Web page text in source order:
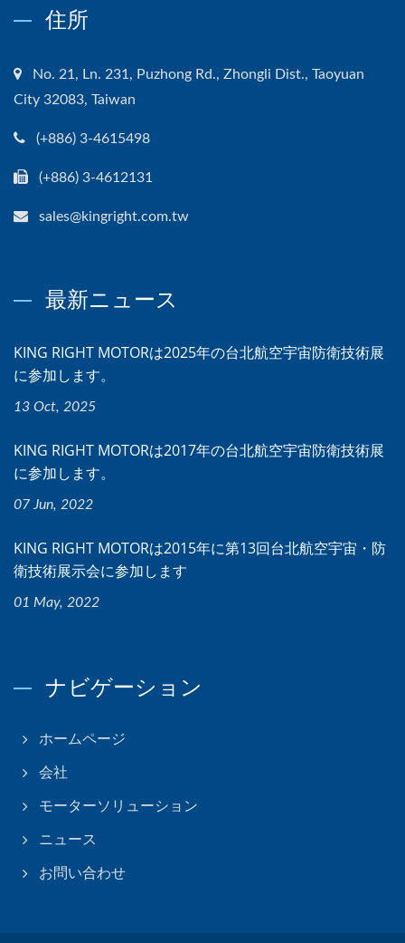
住所
No. 21, Ln. 231, Puzhong Rd., Zhongli Dist., Taoyuan
City 32083, Taiwan
(+886) 3-4615498
(+886) 3-4612131
sales@kingright.com.tw
最新ニュース
KING RIGHT MOTORは2025年の台北航空宇宙防衛技術展
に参加します。
13 Oct, 2025
KING RIGHT MOTORは2017年の台北航空宇宙防衛技術展
に参加します。
07 Jun, 2022
KING RIGHT MOTORは2015年に第13回台北航空宇宙・防
衛技術展示会に参加します
01 May, 2022
ナビゲーション
ホームページ
会社
モーターソリューション
ニュース
お問い合わせ